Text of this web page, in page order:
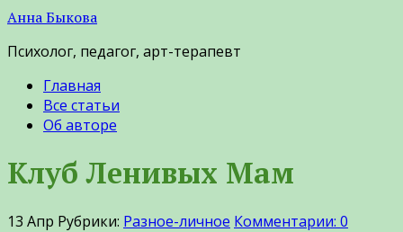
Анна Быкова
Психолог, педагог, арт-терапевт
Главная
Все статьи
Об авторе
Клуб Ленивых Мам
13 Апр Рубрики: Разное-личное Комментарии: 0